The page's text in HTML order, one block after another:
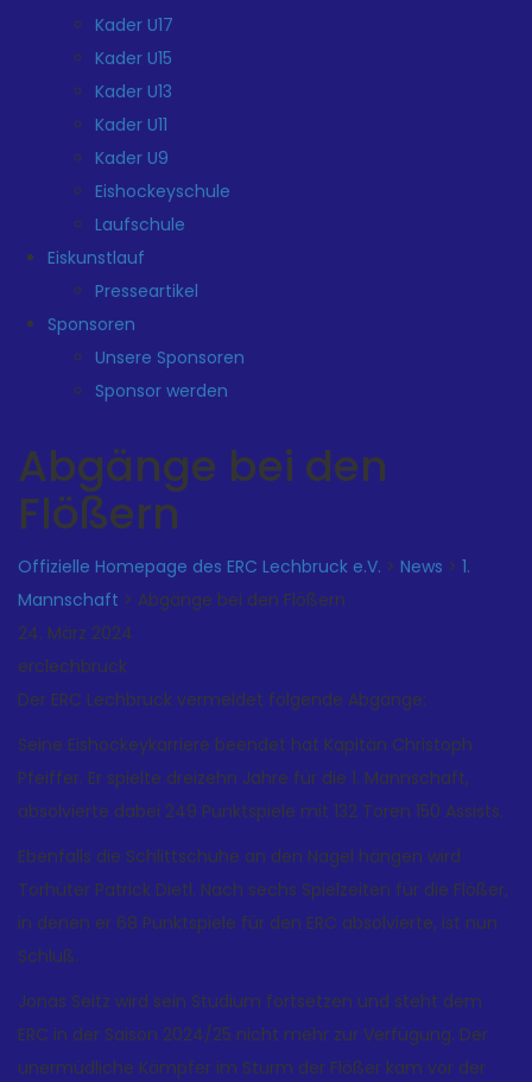
Kader U17
Kader U15
Kader U13
Kader U11
Kader U9
Eishockeyschule
Laufschule
Eiskunstlauf
Presseartikel
Sponsoren
Unsere Sponsoren
Sponsor werden
Abgänge bei den
Flößern
Offizielle Homepage des ERC Lechbruck e.V. > News > 1.
Mannschaft > Abgänge bei den Flößern
24. März 2024
erclechbruck
Der ERC Lechbruck vermeldet folgende Abgänge:
Seine Eishockeykarriere beendet hat Kapitän Christoph
Pfeiffer. Er spielte dreizehn Jahre für die 1. Mannschaft,
absolvierte dabei 249 Punktspiele mit 132 Toren 150 Assists.
Ebenfalls die Schlittschuhe an den Nagel hängen wird
Torhüter Patrick Dietl. Nach sechs Spielzeiten für die Flößer,
in denen er 68 Punktspiele für den ERC absolvierte, ist nun
Schluß.
Jonas Seitz wird sein Studium fortsetzen und steht dem
ERC in der Saison 2024/25 nicht mehr zur Verfügung. Der
unermüdliche Kämpfer im Sturm der Flößer kam vor der